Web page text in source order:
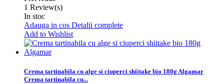
1 Review(s)
In stoc
Adauga in cos Detalii complete
Add to Wishlist
Crema tartinabila cu alge si ciuperci shiitake bio 180g Algamar
Crema tartinabila cu...